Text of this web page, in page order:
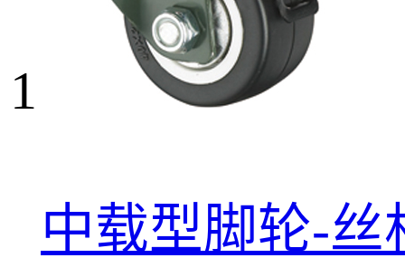
1
中载型脚轮-丝